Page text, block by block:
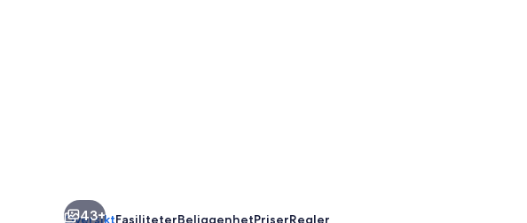
43+
OversiktFasiliteterBeliggenhetPriserRegler